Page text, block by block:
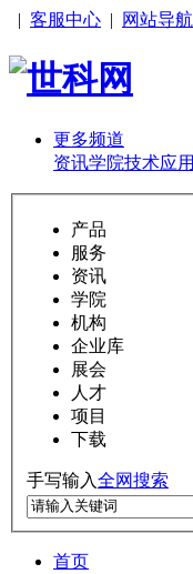
| 客服中心 | 网站导航
更多频道
资讯学院技术应用
产品
服务
资讯
学院
机构
企业库
展会
人才
项目
下载
手写输入全网搜索
首页